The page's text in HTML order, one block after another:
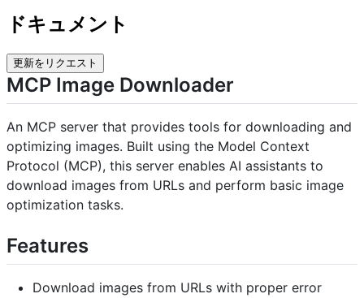
ドキュメント
更新をリクエスト
MCP Image Downloader
An MCP server that provides tools for downloading and
optimizing images. Built using the Model Context
Protocol (MCP), this server enables AI assistants to
download images from URLs and perform basic image
optimization tasks.
Features
Download images from URLs with proper error